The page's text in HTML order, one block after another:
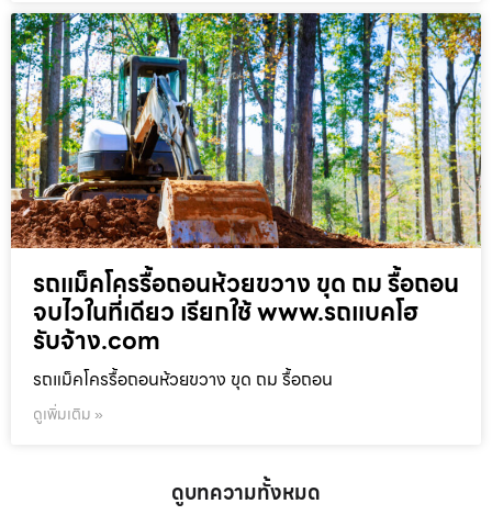
รถแม็คโครรื้อถอนห้วยขวาง ขุด ถม รื้อถอน
จบไวในที่เดียว เรียกใช้ www.รถแบคโฮ
รับจ้าง.com
รถแม็คโครรื้อถอนห้วยขวาง ขุด ถม รื้อถอน
ดูเพิ่มเติม »
ดูบทความทั้งหมด